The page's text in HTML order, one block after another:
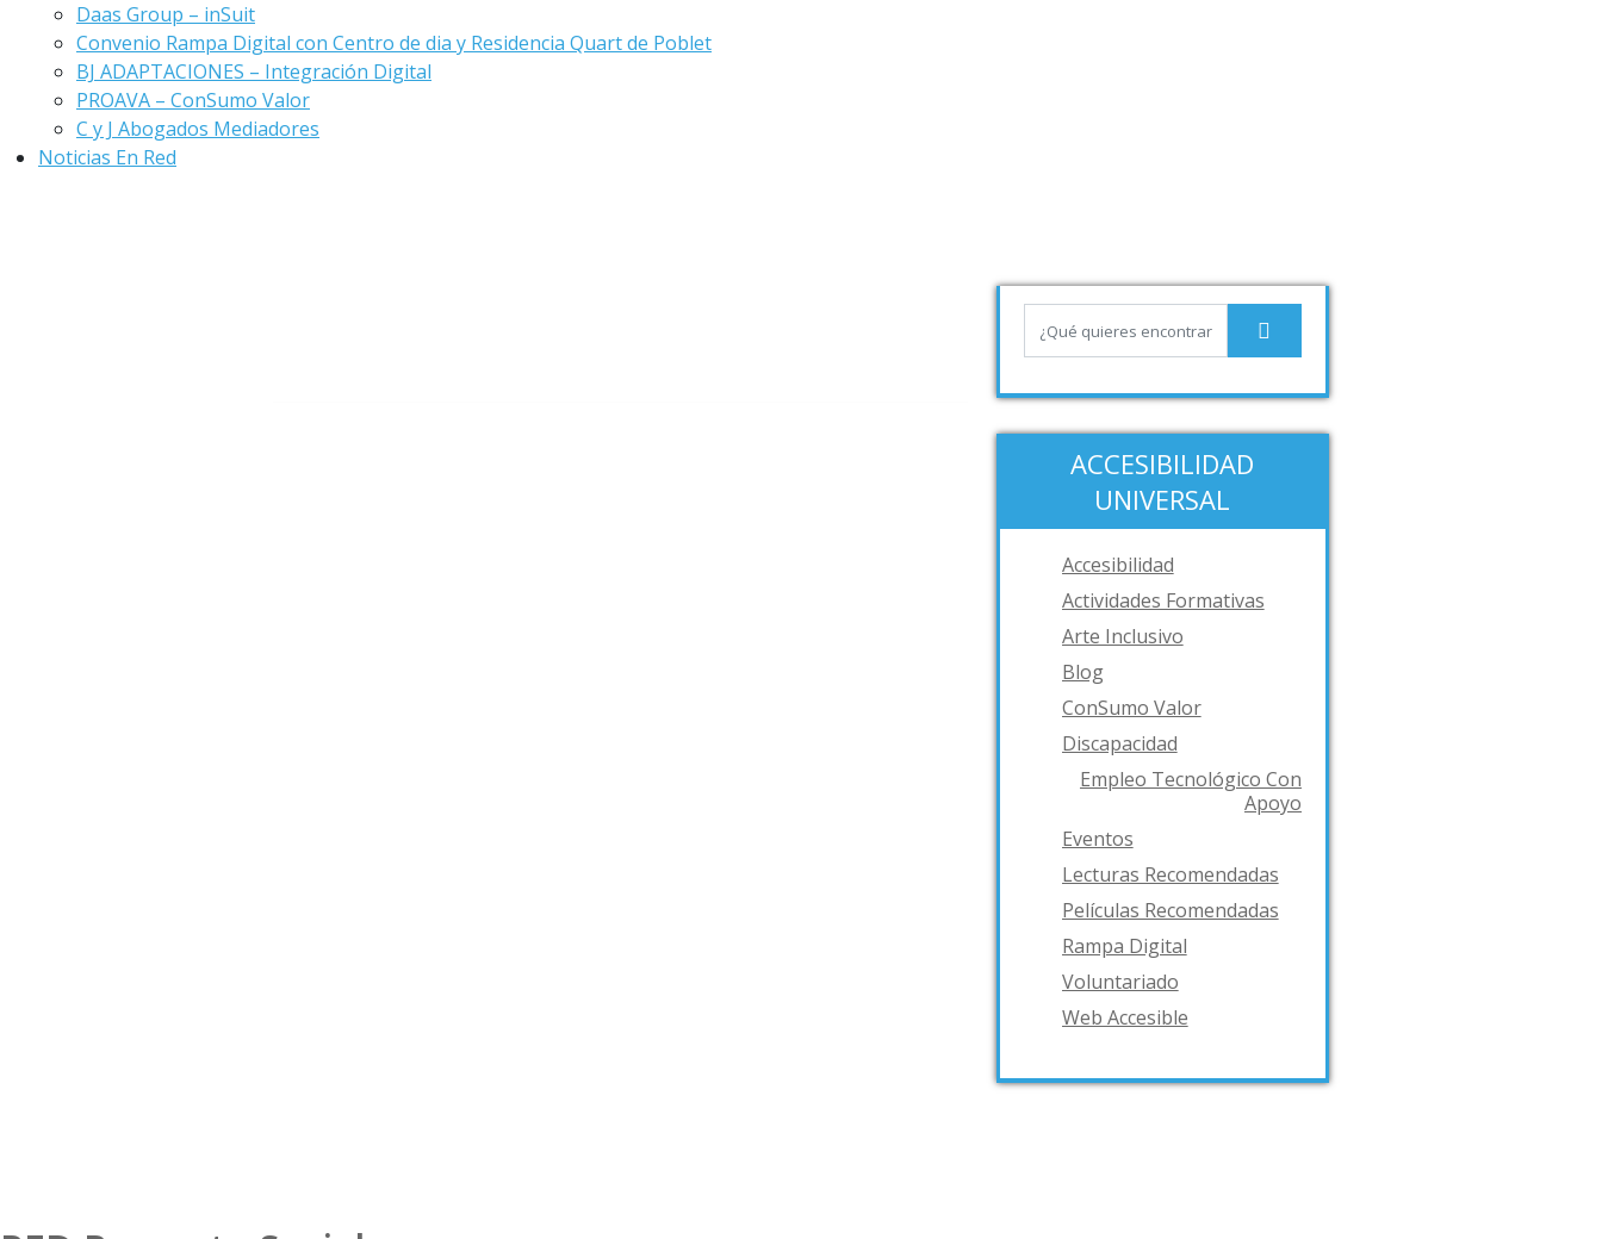
Daas Group – inSuit
Convenio Rampa Digital con Centro de dia y Residencia Quart de Poblet
BJ ADAPTACIONES – Integración Digital
PROAVA – ConSumo Valor
C y J Abogados Mediadores
Noticias En Red
ACCESIBILIDAD
UNIVERSAL
Accesibilidad
Actividades Formativas
Arte Inclusivo
Blog
ConSumo Valor
Discapacidad
Empleo Tecnológico Con
Apoyo
Eventos
Lecturas Recomendadas
Películas Recomendadas
Rampa Digital
Voluntariado
Web Accesible